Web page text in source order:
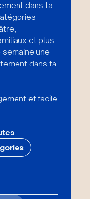
dans ta
et plus
une
dans ta
et facile